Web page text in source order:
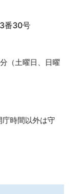
番30号
（土曜日、日曜
庁時間以外は守